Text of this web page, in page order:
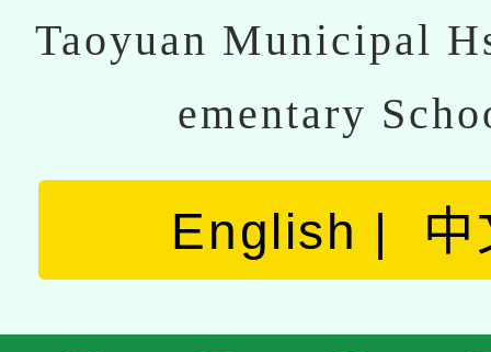
Taoyuan Municipal
ementary
English 中